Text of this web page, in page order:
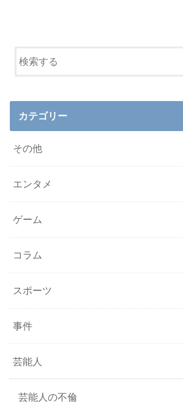
カテゴリー
その他
エンタメ
ゲーム
コラム
スポーツ
事件
芸能人
芸能人の不倫